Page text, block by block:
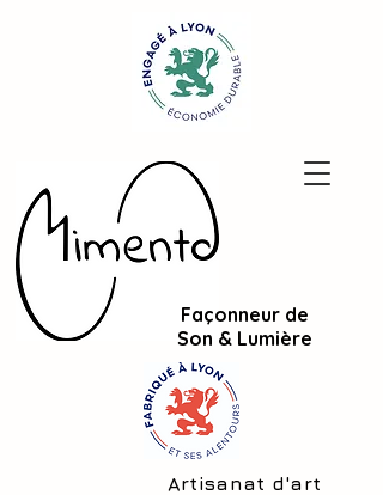
Artisanat d'art
Façonneur de
Son & Lumière